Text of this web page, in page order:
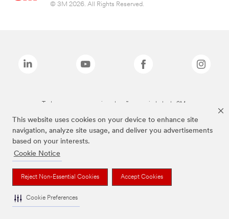
This website uses cookies on your device to enhance site
navigation, analyze site usage, and deliver you advertisements
based on your interests.
Cookie Notice
Reject Non-Essential Cookies Accept Cookies
Cookie Preferences
© 3M 2026. All Rights Reserved.
Todas as marcas mencionadas são propriedade da 3M.